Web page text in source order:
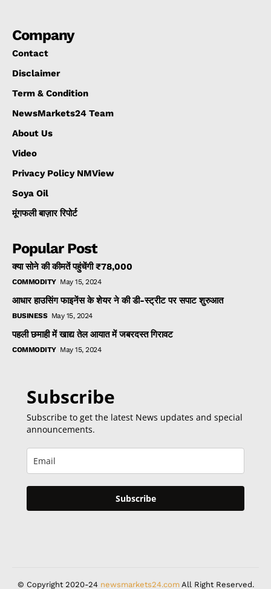
Company
Contact
Disclaimer
Term & Condition
NewsMarkets24 Team
About Us
Video
Privacy Policy NMView
Soya Oil
मूंगफली बाज़ार रिपोर्ट
Popular Post
क्या सोने की कीमतें पहुंचेंगी ₹78,000
COMMODITY May 15, 2024
आधार हाउसिंग फाइनेंस के शेयर ने की डी-स्ट्रीट पर सपाट शुरुआत
BUSINESS May 15, 2024
पहली छमाही में खाद्य तेल आयात में जबरदस्त गिरावट
COMMODITY May 15, 2024
Subscribe
Subscribe to get the latest News updates and special
announcements.
Subscribe
© Copyright 2020-24 newsmarkets24.comAll Right Reserved.